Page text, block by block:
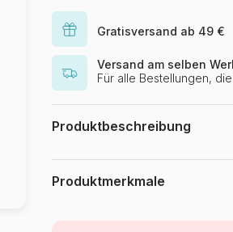
Gratisversand ab 49 €
Versand am selben
Für alle Bestellungen,
Produktbeschreibung
123RF
Produktmerkmale